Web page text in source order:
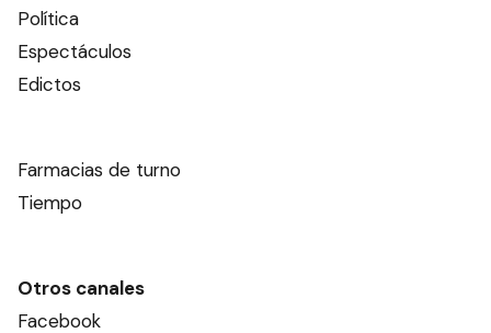
Política
Espectáculos
Edictos
Farmacias de turno
Tiempo
Otros canales
Facebook